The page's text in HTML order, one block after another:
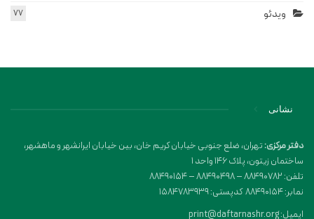
ویدئو 77
نشانی
دفتر مرکزی:تهران، ضلع جنوبی خیابان کریم خان، بین خیابان ایرانشهر و ماهشهر،
ساختمان زیتون، پلاک 146 واحد 1
تلفن: 88490782 – 88490498 – 88490154
نمابر: 88490154 کدپستی: 1584783939
ایمیل: print@daftarnashr.org